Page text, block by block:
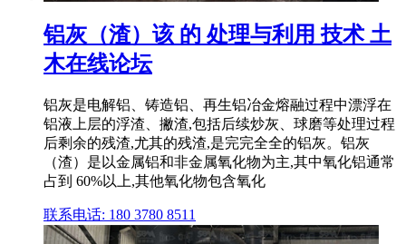
铝灰（渣）该 的 处理与利用 技术 土
木在线论坛
铝灰是电解铝、铸造铝、再生铝冶金熔融过程中漂浮在
铝液上层的浮渣、撇渣,包括后续炒灰、球磨等处理过程
后剩余的残渣,尤其的残渣,是完完全全的铝灰。铝灰
（渣）是以金属铝和非金属氧化物为主,其中氧化铝通常
占到 60%以上,其他氧化物包含氧化
联系电话: 180 3780 8511